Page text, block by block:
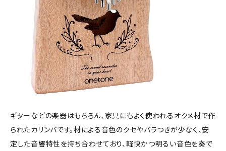
ギターなどの楽器はもちろん、家具にもよく使われるオクメ材で作
られたカリンバです。材による音色のクセやバラつきが少なく、安
定した音響特性を持ち合わせており、軽快かつ明るい音色を奏で